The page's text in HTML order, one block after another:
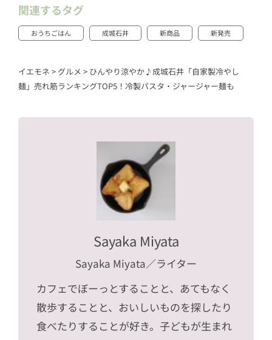
関連するタグ
おうちごはん 成城石井 新商品 新発売
イエモネ > グルメ > ひんやり涼やか♪成城石井「自家製冷やし
麺」売れ筋ランキングTOP5！冷製パスタ・ジャージャー麺も
Sayaka Miyata
Sayaka Miyata／ライター
カフェでぼーっとすることと、あてもなく
散歩することと、おいしいものを探したり
食べたりすることが好き。子どもが生まれ